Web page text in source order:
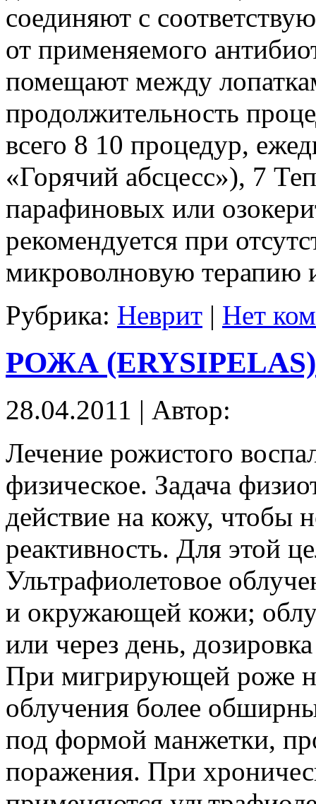
соединяют с
от применяемого
помещают между
продолжительность
всего 8 10 процедур,
«Горячий абсцесс»), 7
парафиновых или
рекомендуется при
микроволновую терапию
Рубрика: Неврит | Нет
РОЖА (ERYSIPELAS)
28.04.2011 | Автор:
Лечение рожистого
физическое. Задача
действие на кожу, чтобы
реактивность. Для этой
Ультрафиолетовое
и окружающей кожи;
или через день,
При мигрирующей роже
облучения более
под формой манжетки,
поражения. При